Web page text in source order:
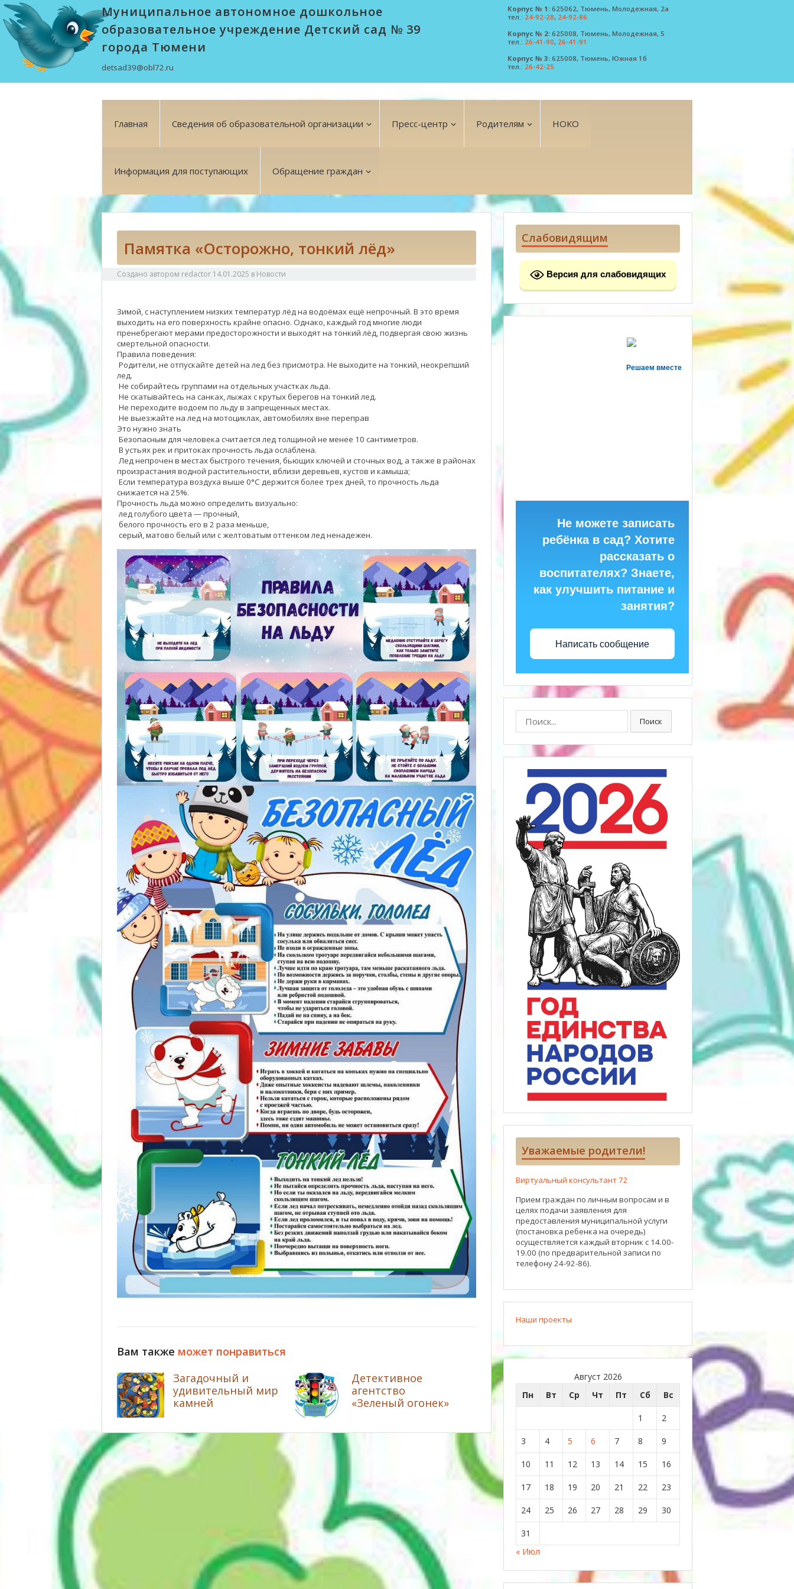
Муниципальное автономное дошкольное
образовательное учреждение Детский сад № 39
города Тюмени
detsad39@obl72.ru
Корпус № 1: 625062, Тюмень, Молодежная, 2а
тел.: 24-92-28, 24-92-86
Корпус № 2: 625008, Тюмень, Молодежная, 5
тел.: 26-41-90, 26-41-91
Корпус № 3: 625008, Тюмень, Южная 1б
тел.: 26-42-25
Главная Сведения об образовательной организации Пресс-центр Родителям НОКО
Информация для поступающих Обращение граждан
Памятка «Осторожно, тонкий лёд»
Создано автором redactor 14.01.2025 в Новости
Зимой, с наступлением низких температур лёд на водоёмах ещё непрочный. В это время
выходить на его поверхность крайне опасно. Однако, каждый год многие люди
пренебрегают мерами предосторожности и выходят на тонкий лёд, подвергая свою жизнь
смертельной опасности.
Правила поведения:
Родители, не отпускайте детей на лед без присмотра. Не выходите на тонкий, неокрепший
лед.
Не собирайтесь группами на отдельных участках льда.
Не скатывайтесь на санках, лыжах с крутых берегов на тонкий лед.
Не переходите водоем по льду в запрещенных местах.
Не выезжайте на лед на мотоциклах, автомобилях вне переправ
Это нужно знать
Безопасным для человека считается лед толщиной не менее 10 сантиметров.
В устьях рек и притоках прочность льда ослаблена.
Лед непрочен в местах быстрого течения, бьющих ключей и сточных вод, а также в районах
произрастания водной растительности, вблизи деревьев, кустов и камыша;
Если температура воздуха выше 0°С держится более трех дней, то прочность льда
снижается на 25%.
Прочность льда можно определить визуально:
лед голубого цвета — прочный,
белого прочность его в 2 раза меньше,
серый, матово белый или с желтоватым оттенком лед ненадежен.
Вам также может понравиться
Загадочный и
удивительный мир
камней
Детективное
агентство
«Зеленый огонек»
Слабовидящим
Версия для слабовидящих
Решаем вместе
Не можете записать
ребёнка в сад? Хотите
рассказать о
воспитателях? Знаете,
как улучшить питание и
занятия?
Написать сообщение
Поиск
Уважаемые родители!
Виртуальный консультант 72
Прием граждан по личным вопросам и в
целях подачи заявления для
предоставления муниципальной услуги
(постановка ребенка на очередь)
осуществляется каждый вторник с 14.00-
19.00 (по предварительной записи по
телефону 24-92-86).
Наши проекты
Август 2026
Пн
Вт Ср Чт Пт Сб Вс
1 2
3 4 5 6 7 8 9
10 11 12 13 14 15 16
17 18 19 20 21 22 23
24 25 26 27 28 29 30
31
« Июл